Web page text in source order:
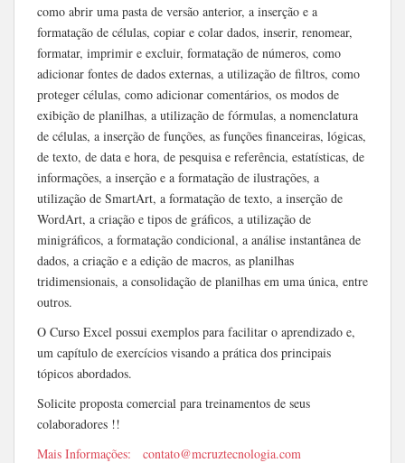
como abrir uma pasta de versão anterior, a inserção e a
formatação de células, copiar e colar dados, inserir, renomear,
formatar, imprimir e excluir, formatação de números, como
adicionar fontes de dados externas, a utilização de filtros, como
proteger células, como adicionar comentários, os modos de
exibição de planilhas, a utilização de fórmulas, a nomenclatura
de células, a inserção de funções, as funções financeiras, lógicas,
de texto, de data e hora, de pesquisa e referência, estatísticas, de
informações, a inserção e a formatação de ilustrações, a
utilização de SmartArt, a formatação de texto, a inserção de
WordArt, a criação e tipos de gráficos, a utilização de
minigráficos, a formatação condicional, a análise instantânea de
dados, a criação e a edição de macros, as planilhas
tridimensionais, a consolidação de planilhas em uma única, entre
outros.
O Curso Excel possui exemplos para facilitar o aprendizado e,
um capítulo de exercícios visando a prática dos principais
tópicos abordados.
Solicite proposta comercial para treinamentos de seus
colaboradores !!
Mais Informações: contato@mcruztecnologia.com